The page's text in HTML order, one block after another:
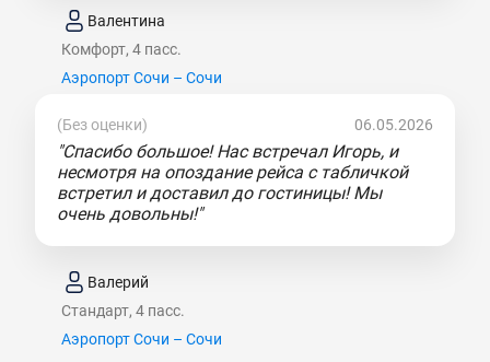
Валентина
Комфорт, 4 пасс.
Аэропорт Сочи – Сочи
(Без оценки) 06.05.2026
"Спасибо большое! Нас встречал Игорь, и
несмотря на опоздание рейса с табличкой
встретил и доставил до гостиницы! Мы
очень довольны!"
Валерий
Стандарт, 4 пасс.
Аэропорт Сочи – Сочи